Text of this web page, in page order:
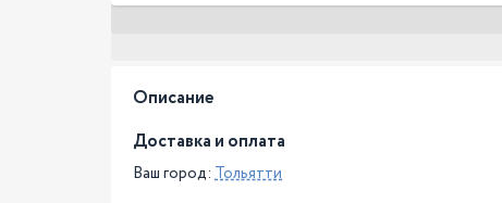
Описание
Доставка и оплата
Ваш город: Тольятти